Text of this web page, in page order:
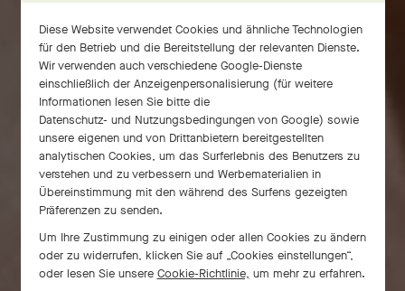
Diese Website verwendet Cookies und ähnliche Technologien
für den Betrieb und die Bereitstellung der relevanten Dienste.
Wir verwenden auch verschiedene Google-Dienste
einschließlich der Anzeigenpersonalisierung (für weitere
Informationen lesen Sie bitte die
Datenschutz- und Nutzungsbedingungen von Google) sowie
unsere eigenen und von Drittanbietern bereitgestellten
analytischen Cookies, um das Surferlebnis des Benutzers zu
verstehen und zu verbessern und Werbematerialien in
Übereinstimmung mit den während des Surfens gezeigten
Präferenzen zu senden.
Um Ihre Zustimmung zu einigen oder allen Cookies zu ändern
oder zu widerrufen, klicken Sie auf „Cookies einstellungen“,
oder lesen Sie unsere Cookie-Richtlinie, um mehr zu erfahren.